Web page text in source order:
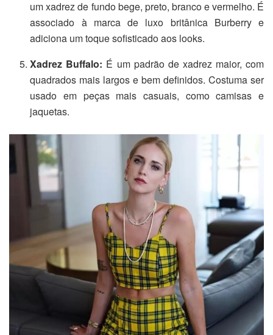
um xadrez de fundo bege, preto, branco e vermelho. É
associado à marca de luxo britânica Burberry e
adiciona um toque sofisticado aos looks.
Xadrez Buffalo: É um padrão de xadrez maior, com
quadrados mais largos e bem definidos. Costuma ser
usado em peças mais casuais, como camisas e
jaquetas.